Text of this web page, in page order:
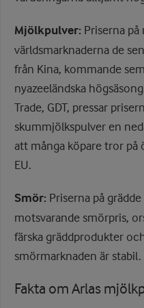
Mjölkpulver: Priserna
världsmarknaderna de
från Kina, kommande
nyazeeländska
Trade, GDT, pressar
skummjölkspulver en
att många köpare tror på
EU.
Smör: Priserna på
motsvarande smörpris,
färska gräddprodukter
smörmarknaden är stabil.
Fakta om Arlas